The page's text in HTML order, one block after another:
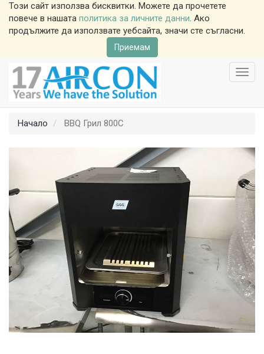
Този сайт използва бисквитки. Можете да прочетете
повече в нашата политика за личните данни. Ако
продължите да използвате уебсайта, значи сте съгласни.
Приемам
Начало BBQ Грил 800С